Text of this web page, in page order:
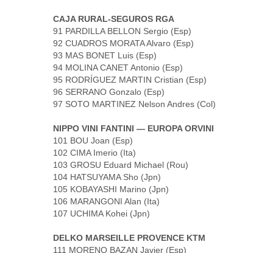
CAJA RURAL-SEGUROS RGA
91 PARDILLA BELLON Sergio (Esp)
92 CUADROS MORATA Alvaro (Esp)
93 MAS BONET Luis (Esp)
94 MOLINA CANET Antonio (Esp)
95 RODRÍGUEZ MARTIN Cristian (Esp)
96 SERRANO Gonzalo (Esp)
97 SOTO MARTINEZ Nelson Andres (Col)
NIPPO VINI FANTINI — EUROPA ORVINI
101 BOU Joan (Esp)
102 CIMA Imerio (Ita)
103 GROSU Eduard Michael (Rou)
104 HATSUYAMA Sho (Jpn)
105 KOBAYASHI Marino (Jpn)
106 MARANGONI Alan (Ita)
107 UCHIMA Kohei (Jpn)
DELKO MARSEILLE PROVENCE KTM
111 MORENO BAZAN Javier (Esp)